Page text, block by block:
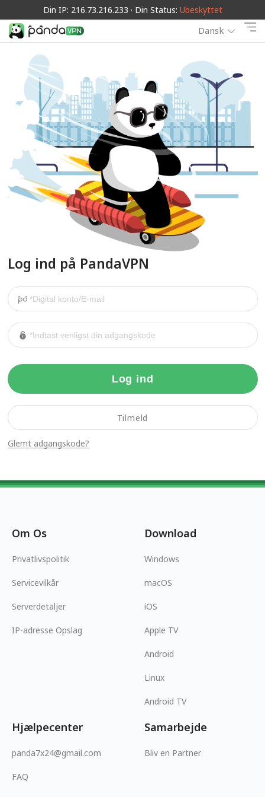
Din IP: 216.73.216.233 · Din Status: Ubeskyttet
Dansk
Log ind på PandaVPN
Log ind
Glemt adgangskode?
Tilmeld
Om Os
Privatlivspolitik
Servicevilkår
Serverdetaljer
IP-adresse Opslag
Download
Windows
macOS
iOS
Apple TV
Android
Linux
Android TV
Hjælpecenter
panda7x24@gmail.com
FAQ
Samarbejde
Bliv en Partner